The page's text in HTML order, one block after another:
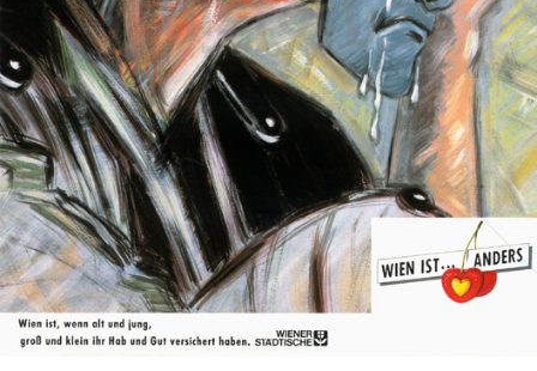
Stadt Wien STADT WIEN PID 1987